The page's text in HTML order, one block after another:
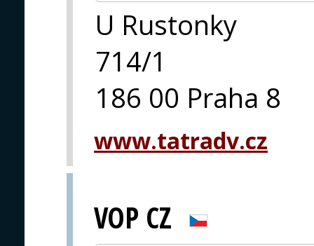
U Rustonky
714/1
186 00 Praha 8
www.tatradv.cz
VOP CZ